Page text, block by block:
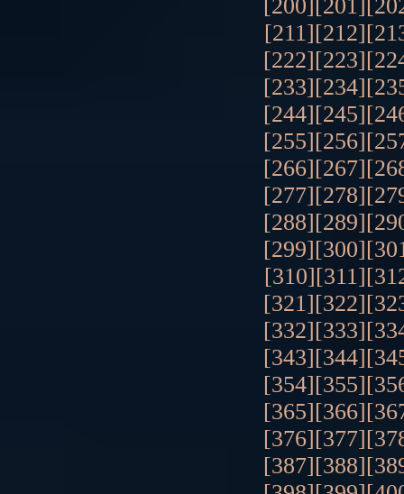
[200][201]
[211][212]
[222][223]
[233][234]
[244][245]
[255][256]
[266][267]
[277][278]
[288][289]
[299][300]
[310][311]
[321][322]
[332][333]
[343][344]
[354][355]
[365][366]
[376][377]
[387][388]